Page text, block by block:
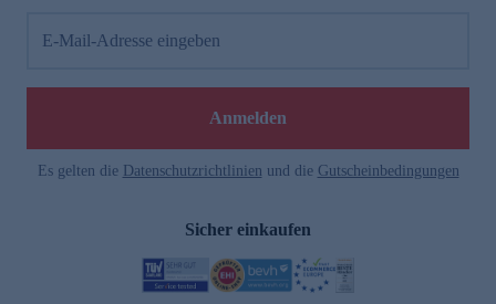
E-Mail-Adresse eingeben
Anmelden
Es gelten die Datenschutzrichtlinien und die Gutscheinbedingungen
Sicher einkaufen